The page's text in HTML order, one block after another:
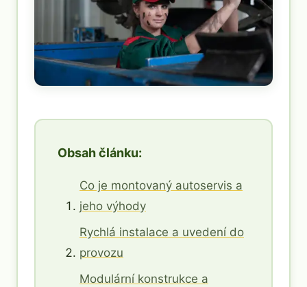
Obsah článku:
Co je montovaný autoservis a
jeho výhody
Rychlá instalace a uvedení do
provozu
Modulární konstrukce a